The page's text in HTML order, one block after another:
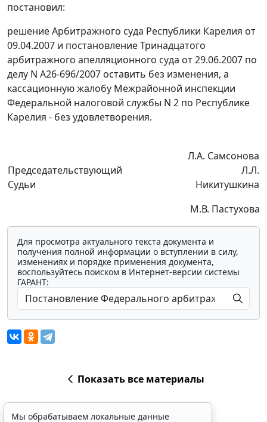
постановил:
решение Арбитражного суда Республики Карелия от
09.04.2007 и постановление Тринадцатого
арбитражного апелляционного суда от 29.06.2007 по
делу N А26-696/2007 оставить без изменения, а
кассационную жалобу Межрайонной инспекции
Федеральной налоговой службы N 2 по Республике
Карелия - без удовлетворения.
Председательствующий
Судьи
Л.А. Самсонова
Л.Л.
Никитушкина
М.В. Пастухова
Для просмотра актуального текста документа и
получения полной информации о вступлении в силу,
изменениях и порядке применения документа,
воспользуйтесь поиском в Интернет-версии системы
ГАРАНТ:
Показать все материалы
Мы обрабатываем локальные данные